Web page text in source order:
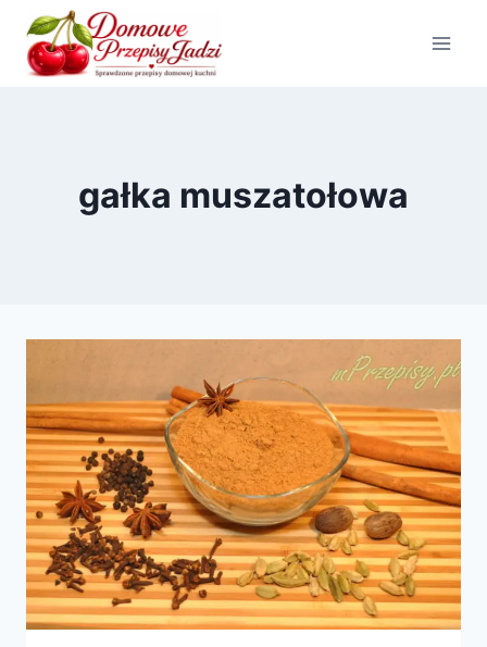
Przejdź
treści
gałka muszatołowa